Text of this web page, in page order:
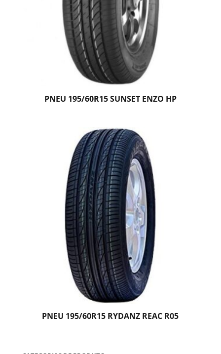
PNEU 195/60R15 SUNSET ENZO HP
PNEU 195/60R15 RYDANZ REAC R05